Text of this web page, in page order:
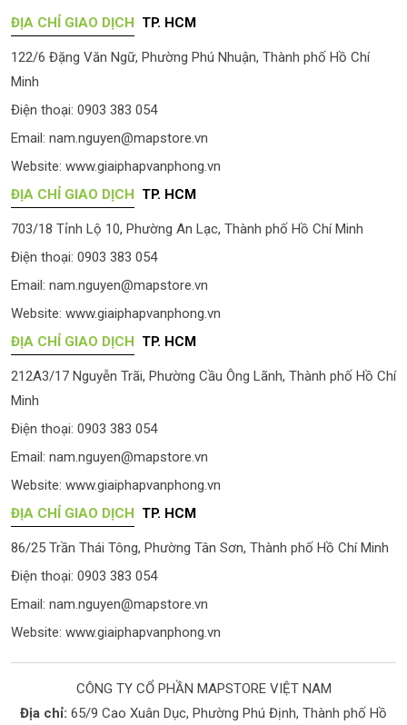
ĐỊA CHỈ GIAO DỊCH TP. HCM
122/6 Đặng Văn Ngữ, Phường Phú Nhuận, Thành phố Hồ Chí
Minh
Điện thoại: 0903 383 054
Email: nam.nguyen@mapstore.vn
Website: www.giaiphapvanphong.vn
ĐỊA CHỈ GIAO DỊCH TP. HCM
703/18 Tỉnh Lộ 10, Phường An Lạc, Thành phố Hồ Chí Minh
Điện thoại: 0903 383 054
Email: nam.nguyen@mapstore.vn
Website: www.giaiphapvanphong.vn
ĐỊA CHỈ GIAO DỊCH TP. HCM
212A3/17 Nguyễn Trãi, Phường Cầu Ông Lãnh, Thành phố Hồ Chí
Minh
Điện thoại: 0903 383 054
Email: nam.nguyen@mapstore.vn
Website: www.giaiphapvanphong.vn
ĐỊA CHỈ GIAO DỊCH TP. HCM
86/25 Trần Thái Tông, Phường Tân Sơn, Thành phố Hồ Chí Minh
Điện thoại: 0903 383 054
Email: nam.nguyen@mapstore.vn
Website: www.giaiphapvanphong.vn
CÔNG TY CỔ PHẦN MAPSTORE VIỆT NAM
Địa chỉ: 65/9 Cao Xuân Dục, Phường Phú Định, Thành phố Hồ